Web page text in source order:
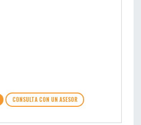
CONSULTA CON UN ASESOR